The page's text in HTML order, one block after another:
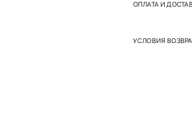
ОПЛАТА И
УСЛОВИЯ